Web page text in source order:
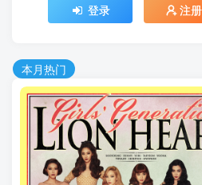
登录 注册
本月热门